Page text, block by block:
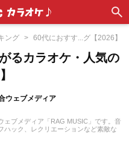
ング 60代におすす...グ【2026】
るカラオケ・人気の
ウェブメディア
ェブメディア「RAG MUSIC」です。音
ハック、レクリエーションなど素敵な